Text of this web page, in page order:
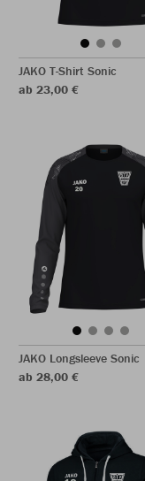
JAKO T-Shirt Sonic
ab 23,00 €
JAKO Longsleeve Sonic
ab 28,00 €